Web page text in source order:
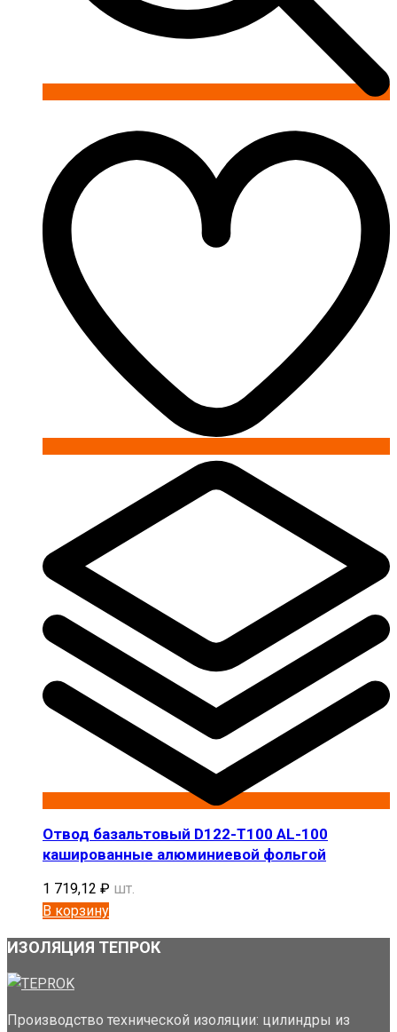
Отвод базальтовый D122-T100 AL-100
кашированные алюминиевой фольгой
1 719,12 ₽ шт.
В корзину
ИЗОЛЯЦИЯ ТЕПРОК
Производство технической изоляции: цилиндры из